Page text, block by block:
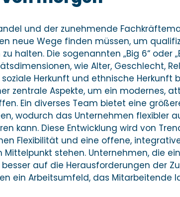
und der zunehmende
neue Wege finden müssen, um
halten. Die sogenannten „Big 6“ oder
wie Alter, Geschlecht,
Herkunft und ethnische Herkunft
zentrale Aspekte, um ein modernes,
Ein diverses Team bietet eine
wodurch das Unternehmen flexibler
kann. Diese Entwicklung wird von
Flexibilität und eine offene,
Mittelpunkt stehen. Unternehmen, die
auf die Herausforderungen der
ein Arbeitsumfeld, das Mitarbeitende